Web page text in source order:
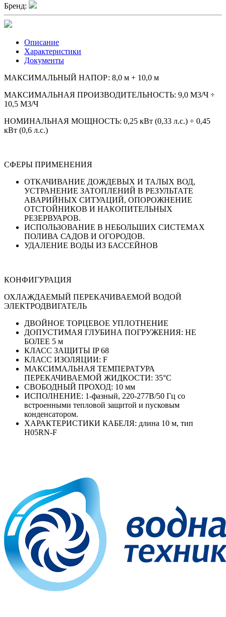
Бренд:
Описание
Характеристики
Документы
МАКСИМАЛЬНЫЙ НАПОР: 8,0 м + 10,0 м
МАКСИМАЛЬНАЯ ПРОИЗВОДИТЕЛЬНОСТЬ: 9,0 М3/Ч ÷
10,5 М3/Ч
НОМИНАЛЬНАЯ МОЩНОСТЬ: 0,25 кВт (0,33 л.с.) ÷ 0,45
кВт (0,6 л.с.)
СФЕРЫ ПРИМЕНЕНИЯ
ОТКАЧИВАНИЕ ДОЖДЕВЫХ И ТАЛЫХ ВОД,
УСТРАНЕНИЕ ЗАТОПЛЕНИЙ В РЕЗУЛЬТАТЕ
АВАРИЙНЫХ СИТУАЦИЙ, ОПОРОЖНЕНИЕ
ОТСТОЙНИКОВ И НАКОПИТЕЛЬНЫХ
РЕЗЕРВУАРОВ.
ИСПОЛЬЗОВАНИЕ В НЕБОЛЬШИХ СИСТЕМАХ
ПОЛИВА САДОВ И ОГОРОДОВ.
УДАЛЕНИЕ ВОДЫ ИЗ БАССЕЙНОВ
КОНФИГУРАЦИЯ
ОХЛАЖДАЕМЫЙ ПЕРЕКАЧИВАЕМОЙ ВОДОЙ
ЭЛЕКТРОДВИГАТЕЛЬ
ДВОЙНОЕ ТОРЦЕВОЕ УПЛОТНЕНИЕ
ДОПУСТИМАЯ ГЛУБИНА ПОГРУЖЕНИЯ: НЕ
БОЛЕЕ 5 м
КЛАСС ЗАЩИТЫ IP 68
КЛАСС ИЗОЛЯЦИИ: F
МАКСИМАЛЬНАЯ ТЕМПЕРАТУРА
ПЕРЕКАЧИВАЕМОЙ ЖИДКОСТИ: 35°С
СВОБОДНЫЙ ПРОХОД: 10 мм
ИСПОЛНЕНИЕ: 1-фазный, 220-277В/50 Гц со
встроенными тепловой защитой и пусковым
конденсатором.
ХАРАКТЕРИСТИКИ КАБЕЛЯ: длина 10 м, тип
Н05RN-F